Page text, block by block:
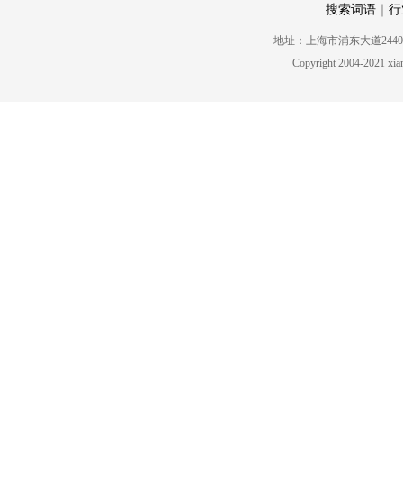
搜索词语
地址：上海市浦东大道2440
Copyright 2004-2021